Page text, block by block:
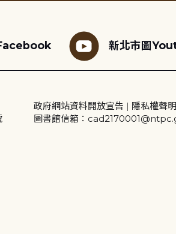
新北市圖
政府網站資料開放宣告 | 隱私權聲明
圖書館信箱：